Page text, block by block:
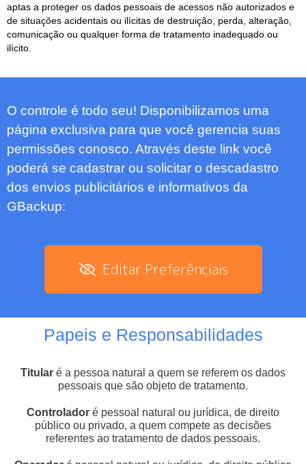
aptas a proteger os dados pessoais de acessos não autorizados e
de situações acidentais ou ilícitas de destruição, perda, alteração,
comunicação ou qualquer forma de tratamento inadequado ou
ilícito.
O controle é todo seu! Disponibilizamos uma
página exclusiva para que você gerencia suas
permissões conosco. Através deste link você
poderá se cadastrar ou solicitar o descadastro
dos envios publicitários e informativos da
GBackup:
Editar Preferênciais
Papeis e Responsabilidades
Titular é a pessoa natural a quem se referem os dados
pessoais que são objeto de tratamento.
Controlador é pessoal natural ou jurídica, de direito
público ou privado, a quem compete as decisões
referentes ao tratamento de dados pessoais.